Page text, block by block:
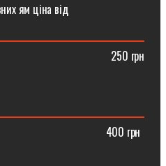
ям ціна від
грн
від ⠀⠀⠀⠀⠀⠀⠀⠀⠀⠀⠀⠀⠀400 грн